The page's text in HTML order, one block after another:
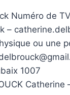
Numéro de
–
ou une
1007